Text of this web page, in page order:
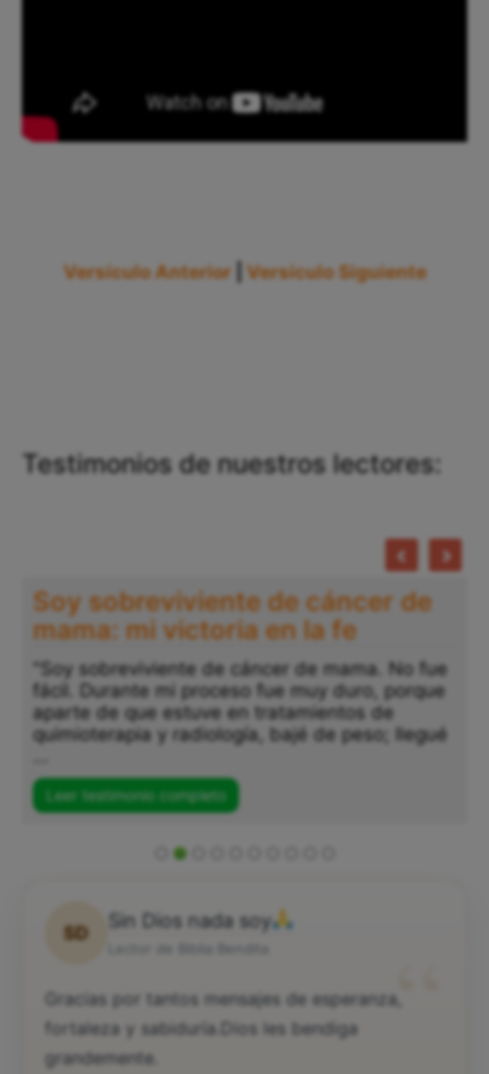
Versículo Anterior Versículo Siguiente
Testimonios de nuestros lectores:
Soy sobreviviente de cáncer de
mama: mi victoria en la fe
"Soy sobreviviente de cáncer de mama. No fue
fácil. Durante mi proceso fue muy duro, porque
aparte de que estuve en tratamientos de
quimioterapia y radiología, bajé de peso; llegué
Leer testimonio completo
SD
Sin Dios nada soy
“
Gracias por tantos mensajes de esperanza,
fortaleza y sabiduría.Dios les bendiga
grandemente.